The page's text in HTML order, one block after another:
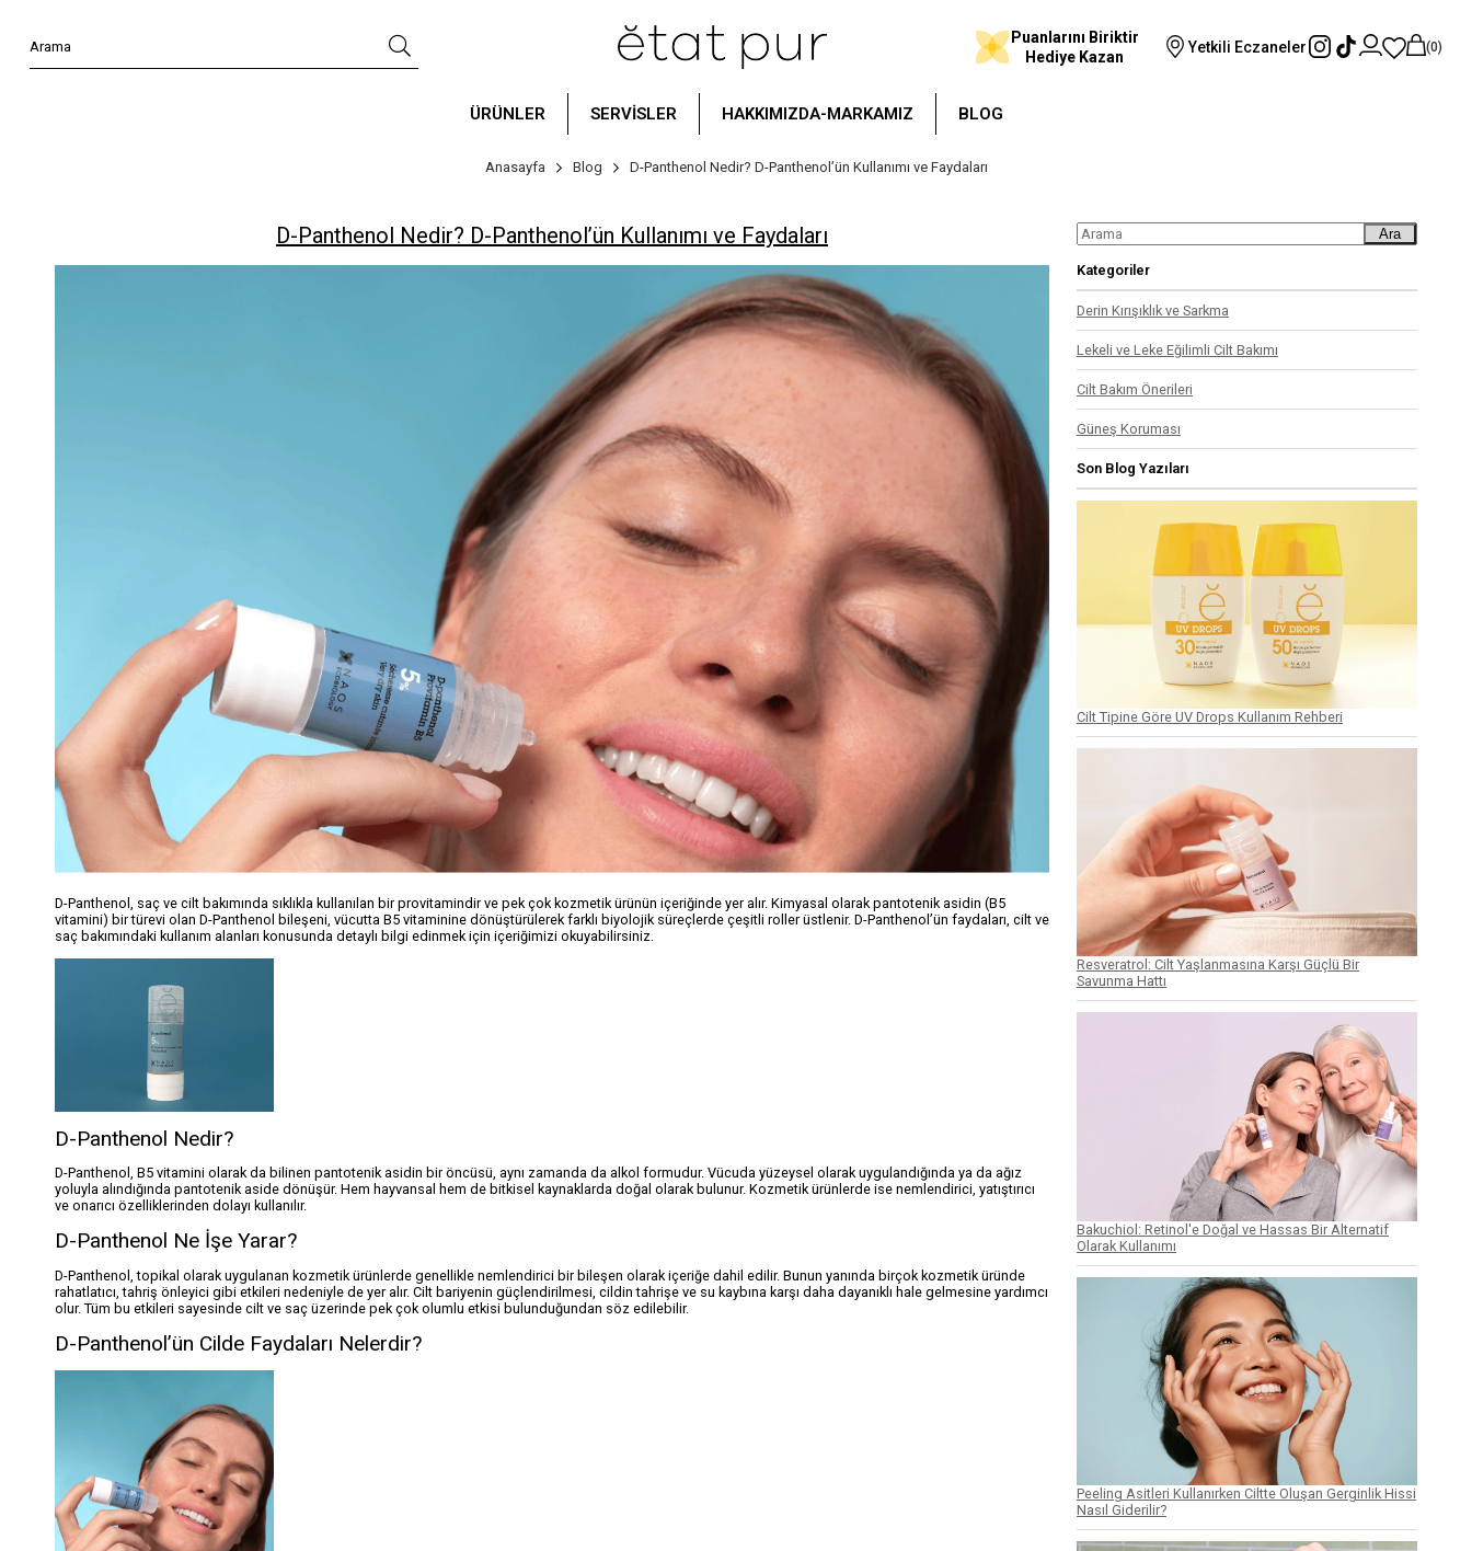
Puanlarını Biriktir
Hediye Kazan
Yetkili Eczaneler 0
ÜRÜNLER SERVİSLER HAKKIMIZDA-MARKAMIZ BLOG
Anasayfa Blog D-Panthenol Nedir? D-Panthenol’ün Kullanımı ve Faydaları
D-Panthenol Nedir? D-Panthenol’ün Kullanımı ve Faydaları
D-Panthenol, saç ve cilt bakımında sıklıkla kullanılan bir provitamindir ve pek çok kozmetik ürünün içeriğinde yer alır. Kimyasal olarak pantotenik asidin (B5
vitamini) bir türevi olan D-Panthenol bileşeni, vücutta B5 vitaminine dönüştürülerek farklı biyolojik süreçlerde çeşitli roller üstlenir. D-Panthenol’ün faydaları, cilt ve
saç bakımındaki kullanım alanları konusunda detaylı bilgi edinmek için içeriğimizi okuyabilirsiniz.
D-Panthenol Nedir?
D-Panthenol, B5 vitamini olarak da bilinen pantotenik asidin bir öncüsü, aynı zamanda da alkol formudur. Vücuda yüzeysel olarak uygulandığında ya da ağız
yoluyla alındığında pantotenik aside dönüşür. Hem hayvansal hem de bitkisel kaynaklarda doğal olarak bulunur. Kozmetik ürünlerde ise nemlendirici, yatıştırıcı
ve onarıcı özelliklerinden dolayı kullanılır.
D-Panthenol Ne İşe Yarar?
D-Panthenol, topikal olarak uygulanan kozmetik ürünlerde genellikle nemlendirici bir bileşen olarak içeriğe dahil edilir. Bunun yanında birçok kozmetik üründe
rahatlatıcı, tahriş önleyici gibi etkileri nedeniyle de yer alır. Cilt bariyenin güçlendirilmesi, cildin tahrişe ve su kaybına karşı daha dayanıklı hale gelmesine yardımcı
olur. Tüm bu etkileri sayesinde cilt ve saç üzerinde pek çok olumlu etkisi bulunduğundan söz edilebilir.
D-Panthenol’ün Cilde Faydaları Nelerdir?
Ara
Kategoriler
Derin Kırışıklık ve Sarkma
Lekeli ve Leke Eğilimli Cilt Bakımı
Cilt Bakım Önerileri
Güneş Koruması
Son Blog Yazıları
Cilt Tipine Göre UV Drops Kullanım Rehberi
Resveratrol: Cilt Yaşlanmasına Karşı Güçlü Bir
Savunma Hattı
Bakuchiol: Retinol'e Doğal ve Hassas Bir Alternatif
Olarak Kullanımı
Peeling Asitleri Kullanırken Ciltte Oluşan Gerginlik Hissi
Nasıl Giderilir?